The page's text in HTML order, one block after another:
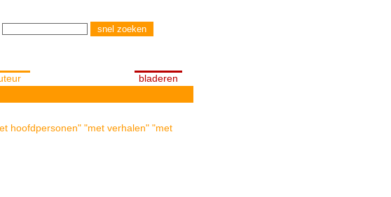
bladeren
hoofdpersonen" "met verhalen" "met